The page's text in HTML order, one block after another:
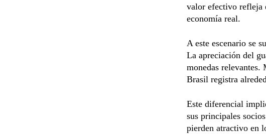
valor efectivo refleja
economía real.
A este escenario se
La apreciación del
monedas relevantes.
Brasil registra
Este diferencial
sus principales
pierden atractivo en